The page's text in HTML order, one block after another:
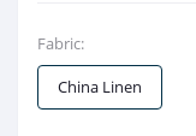
Fabric:
China Linen